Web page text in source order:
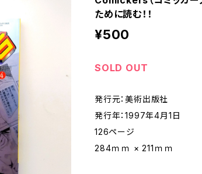
ために読む！！
¥500
SOLD OUT
発行元：美術出版社
発行年：1997年4月1日
126ページ
284ｍｍ × 211ｍｍ